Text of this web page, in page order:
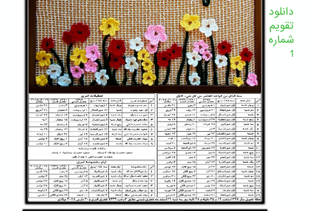
دانلود
تقویم
شماره
1